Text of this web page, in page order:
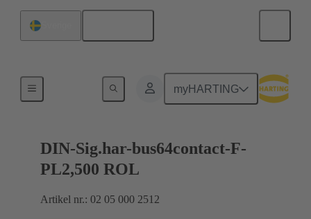
myHARTING
DIN-Sig.har-bus64contact-F-
PL2,500 ROL
Artikel nr.: 02 05 000 2512